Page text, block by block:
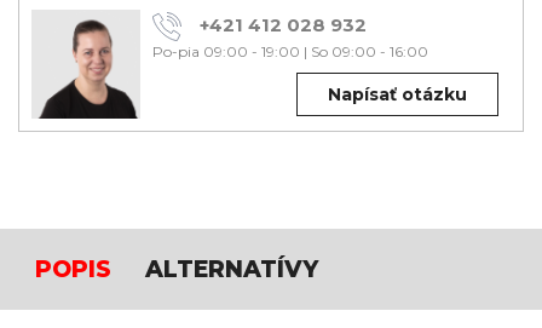
+421 412 028 932
Po-pia 09:00 - 19:00 | So 09:00 - 16:00
Napísať otázku
POPIS ALTERNATÍVY